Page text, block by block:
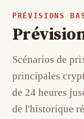
PRÉVISIONS
Scénarios de
principales
de 24 heures
de l'historique